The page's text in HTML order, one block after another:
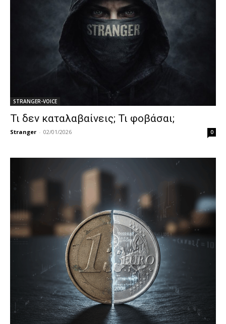
STRANGER-VOICE
Τι δεν καταλαβαίνεις; Τι φοβάσαι;
Stranger - 02/01/2026 0